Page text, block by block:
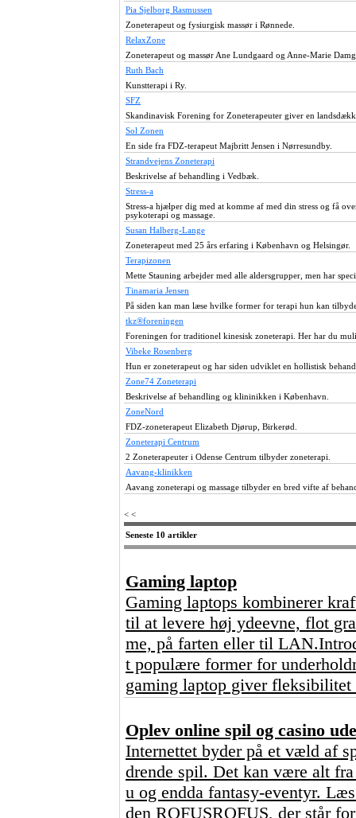
Pia Sjelborg Rasmussen
Zoneterapeut og fysiurgisk massør i Rønnede.
RelaxZone
Zoneterapeut og massør Ane Lundgaard og Anne-Marie
Ruth Bach
Kunstterapi i Ry.
SFZ
Skandinavisk Forening for Zoneterapeuter giver en
Sol Zonen
En side fra FDZ-terapeut Majbritt Jensen i Nørresundby.
Strandvejens Zoneterapi
Beskrivelse af behandling i Vedbæk.
Stress-a
Stress-a hjælper dig med at komme af med din stress og få
psykoterapi og massage.
Susan Halberg-Lange
Zoneterapeut med 25 års erfaring i København og Helsingør.
Terapizonen
Mette Stauning arbejder med alle aldersgrupper, men har
Tinamaria Jensen
På siden kan man læse hvilke former for terapi hun kan
tkz®foreningen
Foreningen for traditionel kinesisk zoneterapi. Her har du
Vibeke Rosenberg
Hun er zoneterapeut og har siden udviklet en hollistisk
Zone74 Zoneterapi
Beskrivelse af behandling og klininikken i København.
ZoneNord
FDZ-zoneterapeut Elizabeth Djørup, Birkerød.
Zoneterapi Centrum
2 Zoneterapeuter i Odense Centrum tilbyder zoneterapi.
Aavang-klinikken
Aavang zoneterapi og massage tilbyder en bred vifte af
< <
Seneste 10 artikler
Gaming laptop
Gaming laptops kombinerer
til at levere høj ydeevne, flot
me, på farten eller til
t populære former for
gaming laptop giver fleksibilitet
Oplev online spil og casino
Internettet byder på et væld af
drende spil. Det kan være alt
u og endda fantasy-eventyr.
den ROFUSROFUS, der står